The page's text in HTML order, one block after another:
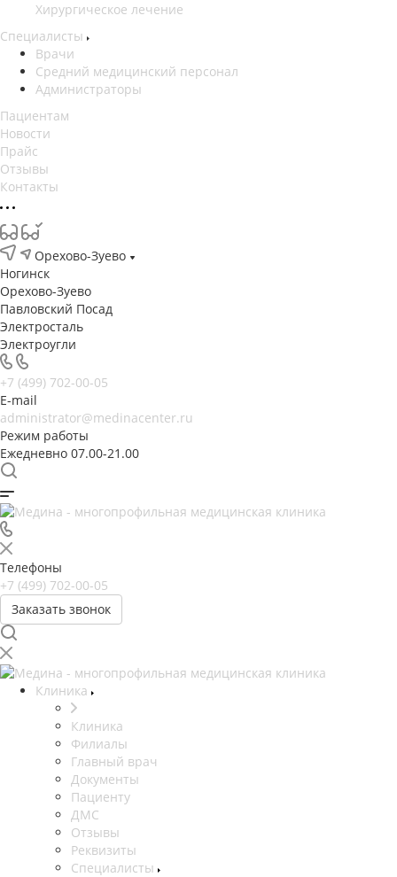
Хирургическое лечение
Специалисты
Врачи
Средний медицинский персонал
Администраторы
Пациентам
Новости
Прайс
Отзывы
Контакты
Орехово-Зуево
Ногинск
Орехово-Зуево
Павловский Посад
Электросталь
Электроугли
+7 (499) 702-00-05
E-mail
administrator@medinacenter.ru
Режим работы
Ежедневно 07.00-21.00
Телефоны
+7 (499) 702-00-05
Заказать звонок
Клиника
Клиника
Филиалы
Главный врач
Документы
Пациенту
ДМС
Отзывы
Реквизиты
Специалисты